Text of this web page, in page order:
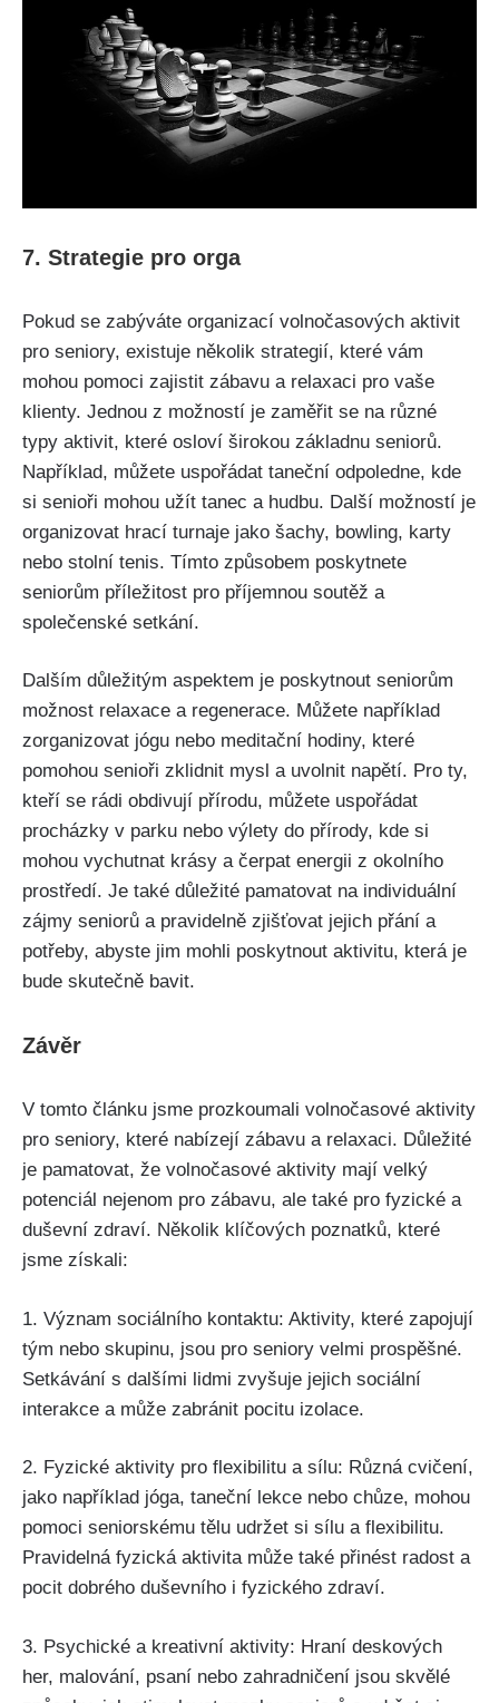
7. Strategie pro orga
Pokud se zabýváte organizací volnočasových aktivit
pro seniory, existuje několik strategií, které vám
mohou pomoci zajistit zábavu a relaxaci pro vaše
klienty. Jednou z možností je zaměřit se na různé
typy aktivit, které osloví širokou základnu seniorů.
Například, můžete uspořádat taneční odpoledne, kde
si senioři mohou užít tanec a hudbu. Další možností je
organizovat hrací turnaje jako šachy, bowling, karty
nebo stolní tenis. Tímto způsobem poskytnete
seniorům příležitost pro příjemnou soutěž a
společenské setkání.
Dalším důležitým aspektem je poskytnout seniorům
možnost relaxace a regenerace. Můžete například
zorganizovat jógu nebo meditační hodiny, které
pomohou senioři zklidnit mysl a uvolnit napětí. Pro ty,
kteří se rádi obdivují přírodu, můžete uspořádat
procházky v parku nebo výlety do přírody, kde si
mohou vychutnat krásy a čerpat energii z okolního
prostředí. Je také důležité pamatovat na individuální
zájmy seniorů a pravidelně zjišťovat jejich přání a
potřeby, abyste jim mohli poskytnout aktivitu, která je
bude skutečně bavit.
Závěr
V tomto článku jsme prozkoumali volnočasové aktivity
pro seniory, které nabízejí zábavu a relaxaci. Důležité
je pamatovat, že volnočasové aktivity mají velký
potenciál nejenom pro zábavu, ale také pro fyzické a
duševní zdraví. Několik klíčových poznatků, které
jsme získali:
1. Význam sociálního kontaktu: Aktivity, které zapojují
tým nebo skupinu, jsou pro seniory velmi prospěšné.
Setkávání s dalšími lidmi zvyšuje jejich sociální
interakce a může zabránit pocitu izolace.
2. Fyzické aktivity pro flexibilitu a sílu: Různá cvičení,
jako například jóga, taneční lekce nebo chůze, mohou
pomoci seniorskému tělu udržet si sílu a flexibilitu.
Pravidelná fyzická aktivita může také přinést radost a
pocit dobrého duševního i fyzického zdraví.
3. Psychické a kreativní aktivity: Hraní deskových
her, malování, psaní nebo zahradničení jsou skvělé